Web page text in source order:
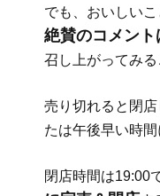
でも、おいしいこ
絶賛のコメント
召し上がってみ
売り切れると閉
たは午後早い時間
閉店時間は19:00